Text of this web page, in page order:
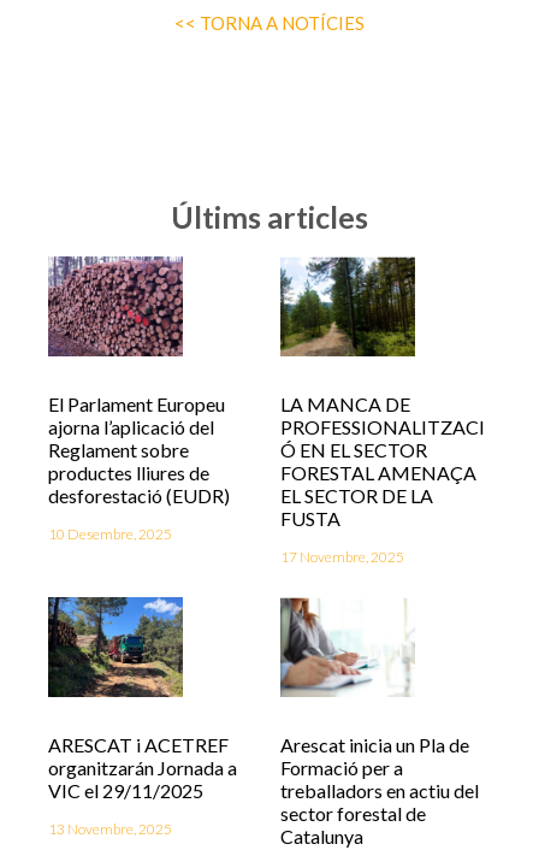
<< TORNA A NOTÍCIES
Últims articles
El Parlament Europeu
ajorna l’aplicació del
Reglament sobre
productes lliures de
desforestació (EUDR)
10 Desembre, 2025
LA MANCA DE
PROFESSIONALITZACI
Ó EN EL SECTOR
FORESTAL AMENAÇA
EL SECTOR DE LA
FUSTA
17 Novembre, 2025
ARESCAT i ACETREF
organitzarán Jornada a
VIC el 29/11/2025
13 Novembre, 2025
Arescat inicia un Pla de
Formació per a
treballadors en actiu del
sector forestal de
Catalunya